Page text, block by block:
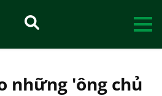
những 'ông chủ